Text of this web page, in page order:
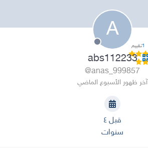
A
1تقييم
abs112233
@anas_999857
آخر ظهور الأسبوع الماضي
قبل ٤
سنوات